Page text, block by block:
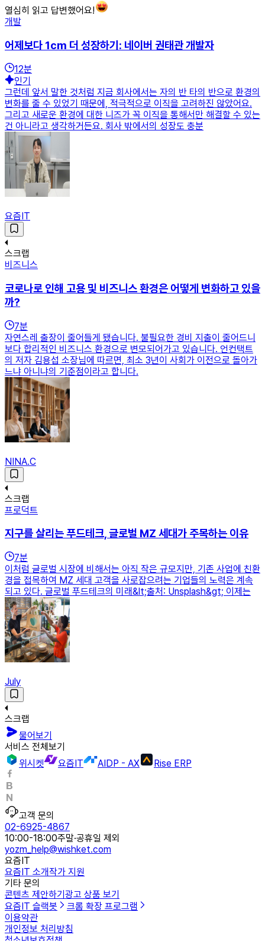
열심히 읽고 답변했어요!
개발
어제보다 1cm 더 성장하기: 네이버 권태관 개발자
12분
인기
그런데 앞서 말한 것처럼 지금 회사에서는 자의 반 타의 반으로 환경의
변화를 줄 수 있었기 때문에, 적극적으로 이직을 고려하진 않았어요.
그리고 새로운 환경에 대한 니즈가 꼭 이직을 통해서만 해결할 수 있는
건 아니라고 생각하거든요. 회사 밖에서의 성장도 충분
요즘IT
스크랩
비즈니스
코로나로 인해 고용 및 비즈니스 환경은 어떻게 변화하고 있을
까?
7분
자연스레 출장이 줄어들게 됐습니다. 불필요한 경비 지출이 줄어드니
보다 합리적인 비즈니스 환경으로 변모되어가고 있습니다. 언컨택트
의 저자 김용섭 소장님에 따르면, 최소 3년이 사회가 이전으로 돌아가
느냐 아니냐의 기준점이라고 합니다.
NINA.C
스크랩
프로덕트
지구를 살리는 푸드테크, 글로벌 MZ 세대가 주목하는 이유
7분
이처럼 글로벌 시장에 비해서는 아직 작은 규모지만, 기존 사업에 친환
경을 접목하여 MZ 세대 고객을 사로잡으려는 기업들의 노력은 계속
되고 있다. 글로벌 푸드테크의 미래&lt;출처: Unsplash&gt; 이제는
July
스크랩
물어보기
서비스 전체보기
위시켓
요즘IT AIDP - AX Rise ERP
고객 문의
02-6925-4867
10:00-18:00주말·공휴일 제외
yozm_help@wishket.com
요즘IT
요즘IT 소개작가 지원
기타 문의
콘텐츠 제안하기 광고 상품 보기
요즘IT 슬랙봇
크롬 확장 프로그램
이용약관
개인정보 처리방침